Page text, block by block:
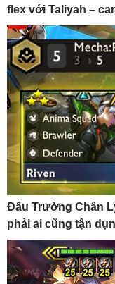
flex với Taliyah –
Đấu Trường Chân
phải ai cũng tận